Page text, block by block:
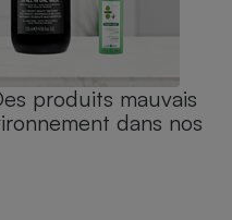
produits mauvais
dans nos